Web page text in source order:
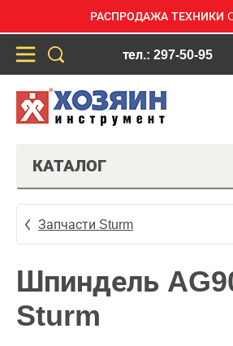
РАСПРОДАЖА ТЕХНИКИ
тел.: 297-50-95
КАТАЛОГ
Запчасти Sturm
Шпиндель
Sturm